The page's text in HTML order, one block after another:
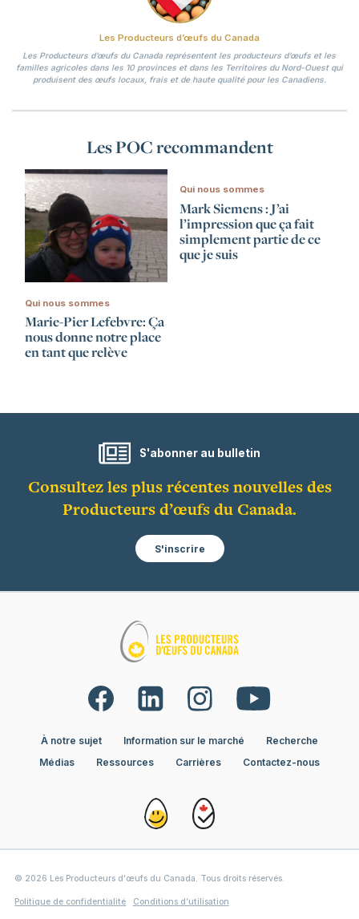
Les Producteurs d’œufs du Canada
Les Producteurs d’œufs du Canada représentent les producteurs d’œufs et les
familles agricoles dans les 10 provinces et dans les Territoires du Nord-Ouest qui
produisent des œufs locaux, frais et de haute qualité pour les Canadiens.
Les POC recommandent
Qui nous sommes
Marie-Pier Lefebvre: Ça
nous donne notre place
en tant que relève
Qui nous sommes
Mark Siemens : J’ai
l’impression que ça fait
simplement partie de ce
que je suis
S'abonner au bulletin
Consultez les plus récentes nouvelles des
Producteurs d’œufs du Canada.
S'inscrire
À notre sujet Information sur le marché
Recherche
Médias
Ressources Carrières Contactez-nous
© 2026 Les Producteurs d'œufs du Canada. Tous droits réservés.
Politique de confidentialité Conditions d’utilisation